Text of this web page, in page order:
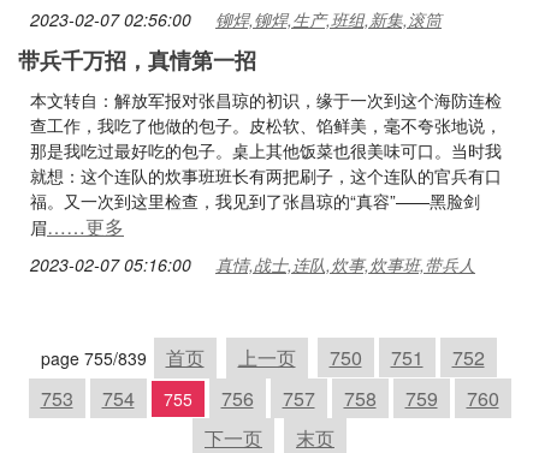
2023-02-07 02:56:00 铆焊,铆焊,生产,班组,新集,滚筒
带兵千万招，真情第一招
本文转自：解放军报对张昌琼的初识，缘于一次到这个海防连检
查工作，我吃了他做的包子。皮松软、馅鲜美，毫不夸张地说，
那是我吃过最好吃的包子。桌上其他饭菜也很美味可口。当时我
就想：这个连队的炊事班班长有两把刷子，这个连队的官兵有口
福。又一次到这里检查，我见到了张昌琼的“真容”——黑脸剑
眉……更多
2023-02-07 05:16:00 真情,战士,连队,炊事,炊事班,带兵人
page 755/839 首页 上一页 750 751
752
753
754 755 756 757 758 759
760
下一页
末页